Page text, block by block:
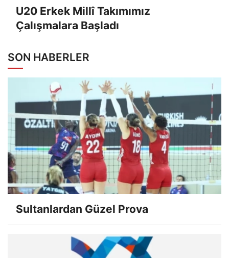
U20 Erkek Millî Takımımız
Çalışmalara Başladı
SON HABERLER
Sultanlardan Güzel Prova